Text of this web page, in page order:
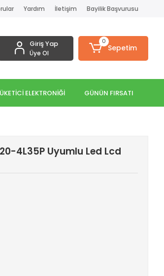
Yardım İletişim Bayilik Başvurusu
Giriş Yap
Üye Ol
0
Sepetim
ELEKTRONİĞİ GÜNÜN FIRSATI
4L35P Uyumlu Led Lcd